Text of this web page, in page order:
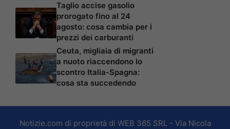
Taglio accise gasolio
prorogato fino al 24
agosto: cosa cambia per i
prezzi dei carburanti
Ceuta, migliaia di migranti
a nuoto riaccendono lo
scontro Italia-Spagna:
cosa sta succedendo
Notizie.com di proprietà di WEB 365 SRL - Via Nicola